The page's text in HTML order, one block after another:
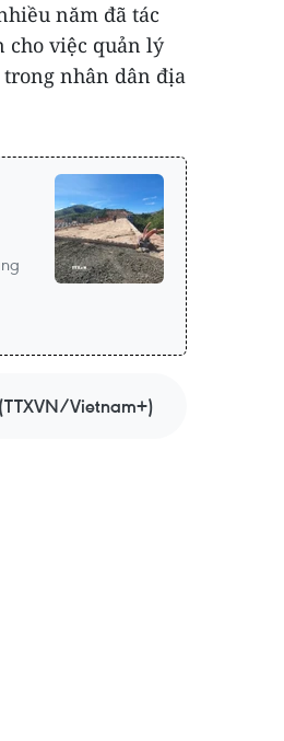
năm đã tác
cho việc quản lý
nhân dân địa
(TTXVN/Vietnam+)